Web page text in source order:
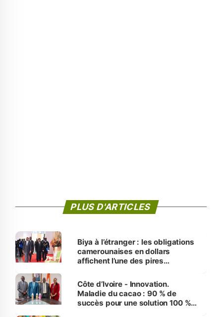
PLUS D'ARTICLES
Biya à l’étranger : les obligations
camerounaises en dollars
affichent l’une des pires
Côte d’Ivoire - Innovation.
Maladie du cacao : 90 % de
succès pour une solution 100 %